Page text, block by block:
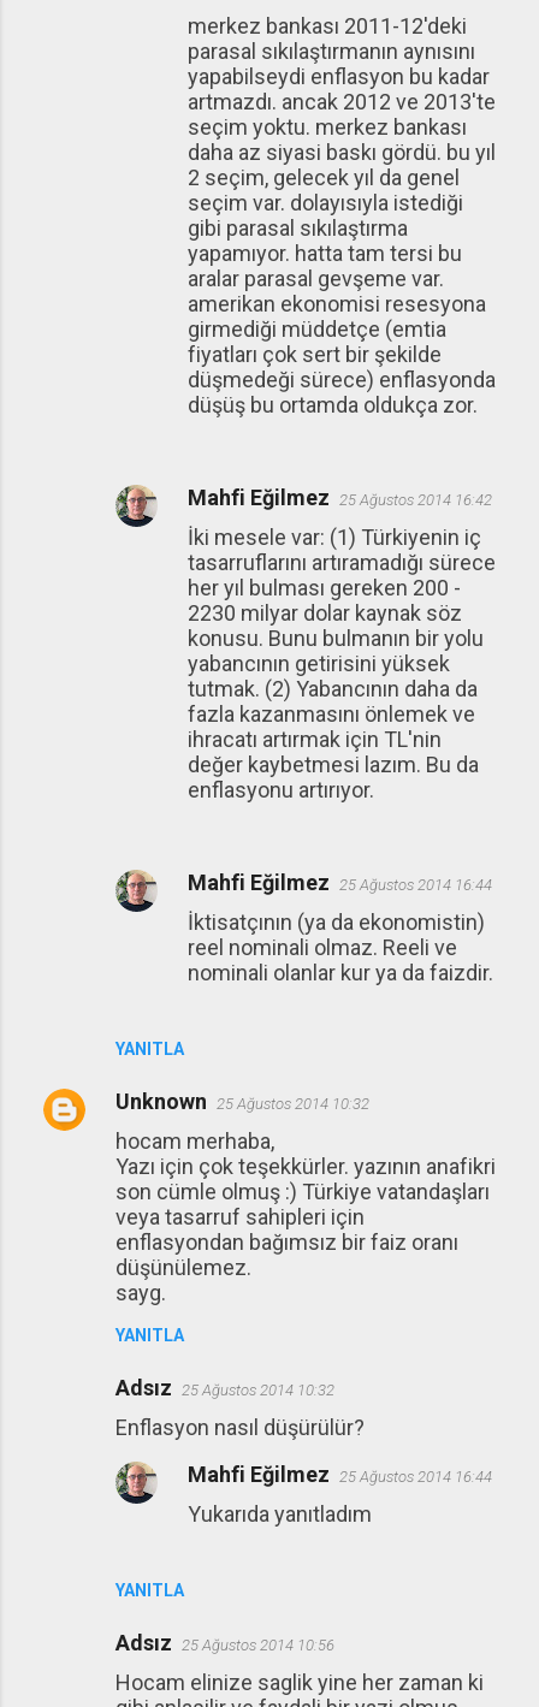
YANITLA
merkez bankası 2011-12'deki
parasal sıkılaştırmanın aynısını
yapabilseydi enflasyon bu kadar
artmazdı. ancak 2012 ve 2013'te
seçim yoktu. merkez bankası
daha az siyasi baskı gördü. bu yıl
2 seçim, gelecek yıl da genel
seçim var. dolayısıyla istediği
gibi parasal sıkılaştırma
yapamıyor. hatta tam tersi bu
aralar parasal gevşeme var.
amerikan ekonomisi resesyona
girmediği müddetçe (emtia
fiyatları çok sert bir şekilde
düşmedeği sürece) enflasyonda
düşüş bu ortamda oldukça zor.
Mahfi Eğilmez 25 Ağustos 2014 16:42
İki mesele var: (1) Türkiyenin iç
tasarruflarını artıramadığı sürece
her yıl bulması gereken 200 -
2230 milyar dolar kaynak söz
konusu. Bunu bulmanın bir yolu
yabancının getirisini yüksek
tutmak. (2) Yabancının daha da
fazla kazanmasını önlemek ve
ihracatı artırmak için TL'nin
değer kaybetmesi lazım. Bu da
enflasyonu artırıyor.
Mahfi Eğilmez 25 Ağustos 2014 16:44
İktisatçının (ya da ekonomistin)
reel nominali olmaz. Reeli ve
nominali olanlar kur ya da faizdir.
Unknown 25 Ağustos 2014 10:32
hocam merhaba,
Yazı için çok teşekkürler. yazının anafikri
son cümle olmuş :) Türkiye vatandaşları
veya tasarruf sahipleri için
enflasyondan bağımsız bir faiz oranı
düşünülemez.
sayg.
YANITLA
Adsız 25 Ağustos 2014 10:32
Enflasyon nasıl düşürülür?
YANITLA
Mahfi Eğilmez 25 Ağustos 2014 16:44
Yukarıda yanıtladım
Adsız 25 Ağustos 2014 10:56
Hocam elinize saglik yine her zaman ki